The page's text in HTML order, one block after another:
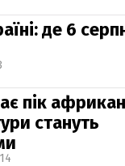
де 6
пік
стануть